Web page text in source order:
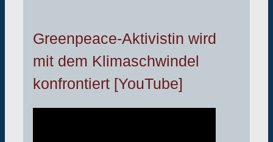
Greenpeace-Aktivistin wird
mit dem Klimaschwindel
konfrontiert [YouTube]